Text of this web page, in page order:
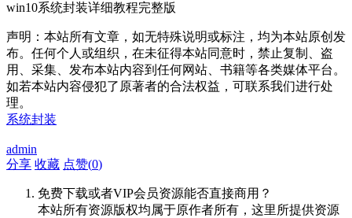
win10系统封装详细教程完整版
声明：本站所有文章，如无特殊说明或标注，均为本站原创发
布。任何个人或组织，在未征得本站同意时，禁止复制、盗
用、采集、发布本站内容到任何网站、书籍等各类媒体平台。
如若本站内容侵犯了原著者的合法权益，可联系我们进行处
理。
系统封装
admin
分享 收藏 点赞(0)
免费下载或者VIP会员资源能否直接商用？
本站所有资源版权均属于原作者所有，这里所提供资源